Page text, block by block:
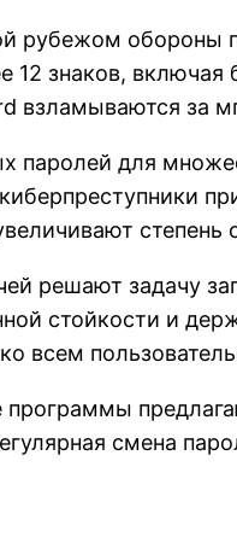
рубежом обороны
12 знаков,
взламываются за
паролей для
киберпреступники
степень
решают задачу
стойкости и
всем
смена